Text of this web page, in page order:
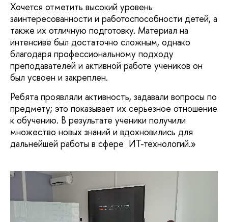
Хочется отметить высокий уровень
заинтересованности и работоспособности детей, а
также их отличную подготовку. Материал на
интенсиве был достаточно сложным, однако
благодаря профессиональному подходу
преподавателей и активной работе учеников он
был усвоен и закреплен.
Ребята проявляли активность, задавали вопросы по
предмету; это показывает их серьезное отношение
к обучению. В результате ученики получили
множество новых знаний и вдохновились для
дальнейшей работы в сфере ИТ-технологий.»